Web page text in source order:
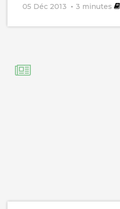
05 Déc 2013 3 minutes